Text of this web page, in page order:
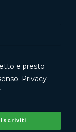
e presto
Privacy